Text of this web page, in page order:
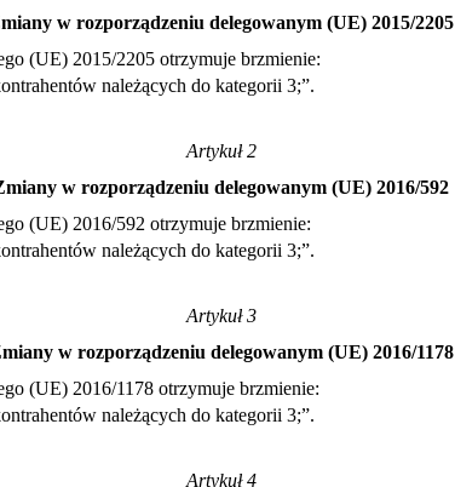
w rozporządzeniu delegowanym (UE) 2015/2205
(UE) 2015/2205 otrzymuje brzmienie:
należących do kategorii 3;”.
Artykuł 2
w rozporządzeniu delegowanym (UE) 2016/592
(UE) 2016/592 otrzymuje brzmienie:
należących do kategorii 3;”.
Artykuł 3
w rozporządzeniu delegowanym (UE) 2016/1178
(UE) 2016/1178 otrzymuje brzmienie:
należących do kategorii 3;”.
Artykuł 4